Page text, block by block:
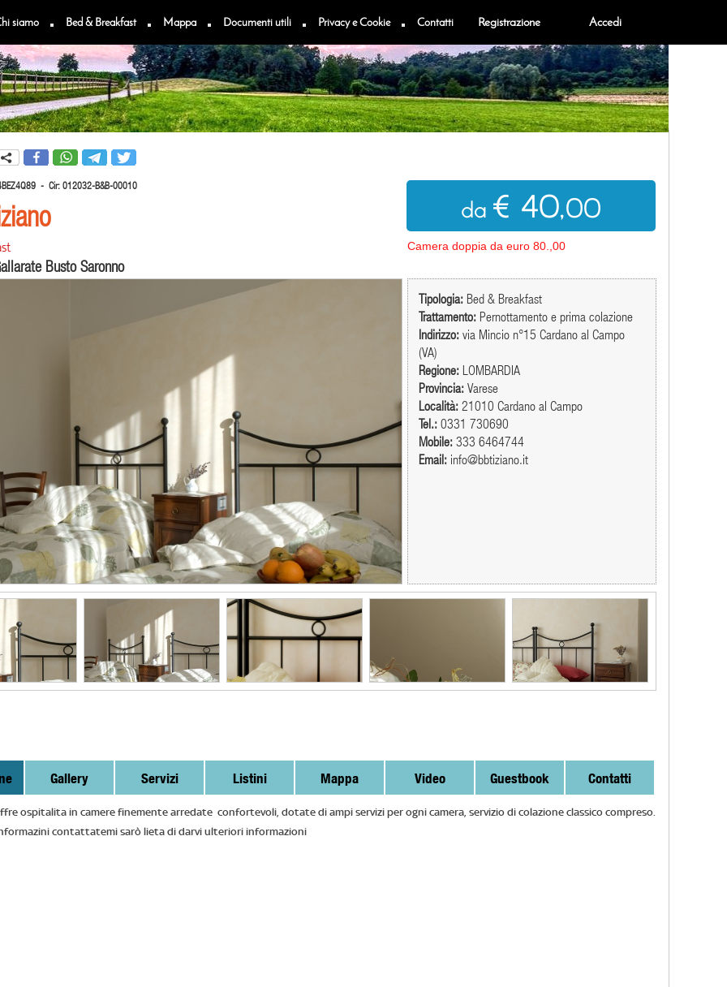
siamo Bed & Breakfast Mappa Documenti utili Privacy e Cookie Contatti Registrazione Accedi
- Cir:012032-B&B-00010
Busto Saronno
Camera doppia da euro 80.,00
da€ 40,00
Tipologia: Bed & Breakfast
Trattamento: Pernottamento e prima colazione
Indirizzo: via Mincio n°15 Cardano al Campo
(VA)
Regione: LOMBARDIA
Provincia: Varese
Località: 21010 Cardano al Campo
Tel.: 0331 730690
Mobile: 333 6464744
Email: info@bbtiziano.it
Gallery Servizi Listini Mappa Video Guestbook Contatti
ospitalita in camere finemente arredate confortevoli, dotate di ampi servizi per ogni camera, servizio di colazione classico compreso.
contattatemi sarò lieta di darvi ulteriori informazioni